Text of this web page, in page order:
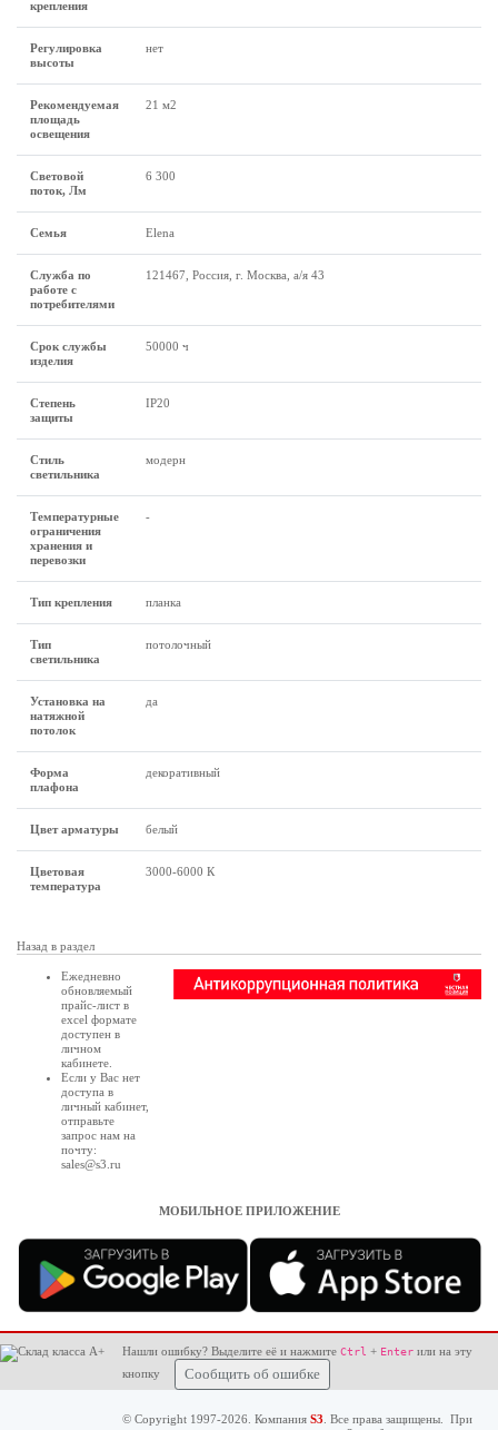
крепления
Регулировка
высоты
нет
Рекомендуемая
площадь
освещения
21 м2
Световой
поток, Лм
6 300
Семья Elena
Служба по
работе с
потребителями
121467, Россия, г. Москва, а/я 43
Срок службы
изделия
50000 ч
Степень
защиты
IP20
Стиль
светильника
модерн
Температурные
ограничения
хранения и
перевозки
-
Тип крепления планка
Тип
светильника
потолочный
Установка на
натяжной
потолок
да
Форма
плафона
декоративный
Цвет арматуры белый
Цветовая
температура
3000-6000 К
Назад в раздел
Ежедневно
обновляемый
прайс-лист в
excel формате
доступен в
личном
кабинете
Если у Вас нет
доступа в
личный кабинет,
отправьте
запрос нам на
почту:
sales@s3.ru
МОБИЛЬНОЕ ПРИЛОЖЕНИЕ
Нашли ошибку? Выделите её и нажмите Ctrl + Enter или на эту
кнопку
Сообщить об ошибке
© Copyright 1997-2026. Компания S3 . Все права защищены. При